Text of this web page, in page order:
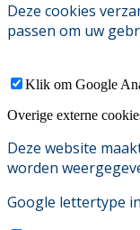
Deze cookies
passen om uw
Klik om Google
Overige externe
Deze website
worden
Google lettertype